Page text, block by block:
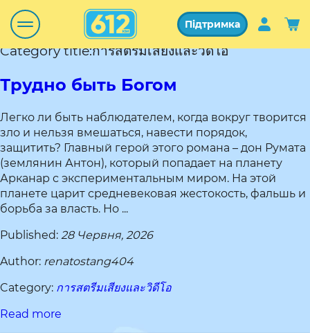
Підтримка
Category title:การสตรีมเสียงและวิดีโอ
Трудно быть Богом
Легко ли быть наблюдателем, когда вокруг творится
зло и нельзя вмешаться, навести порядок,
защитить? Главный герой этого романа – дон Румата
(землянин Антон), который попадает на планету
Арканар с экспериментальным миром. На этой
планете царит средневековая жестокость, фальшь и
борьба за власть. Но ...
Published: 28 Червня, 2026
Author: renatostang404
Category: การสตรีมเสียงและวิดีโอ
Read more